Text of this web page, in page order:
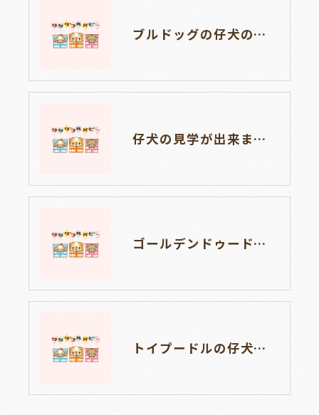
ブルドッグの仔犬のお目目があきました👀💑🐶岐阜県養老町のブリーダーワンダフルパピーです。
仔犬の見学が出来ます🐶岐阜県養老町のブリーダーワンダフルパピーです。
ゴールデンドゥードルの仔犬の見学が出来ます🐶🐶🐶岐阜県養老町のブリーダーワンダフルパピーです。
トイプードルの仔犬のお目目があいたよ👀🐶岐阜県養老町のブリーダーワンダフルパピーです。